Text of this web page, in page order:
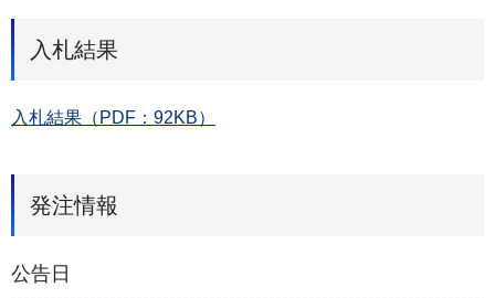
入札結果
入札結果（PDF：92KB）
発注情報
公告日